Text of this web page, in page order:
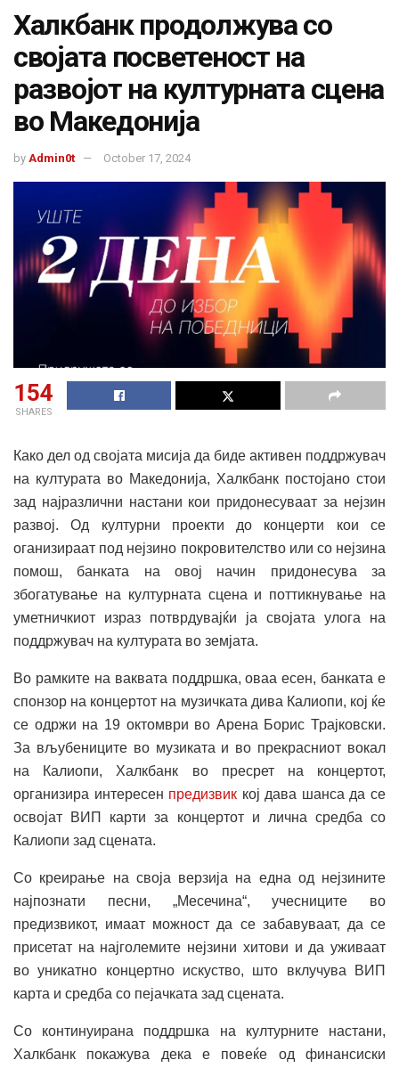
Халкбанк продолжува со
својата посветеност на
развојот на културната сцена
во Македонија
by Admin0t October 17, 2024
154
SHARES
Како дел од својата мисија да биде активен поддржувач
на културата во Македонија, Халкбанк постојано стои
зад најразлични настани кои придонесуваат за нејзин
развој. Од културни проекти до концерти кои се
оганизираат под нејзино покровителство или со нејзина
помош, банката на овој начин придонесува за
збогатување на културната сцена и поттикнување на
уметничкиот израз потврдувајќи ја својата улога на
поддржувач на културата во земјата.
Во рамките на ваквата поддршка, оваа есен, банката е
спонзор на концертот на музичката дива Калиопи, кој ќе
се одржи на 19 октомври во Арена Борис Трајковски.
За вљубениците во музиката и во прекрасниот вокал
на Калиопи, Халкбанк во пресрет на концертот,
организира интересен предизвик кој дава шанса да се
освојат ВИП карти за концертот и лична средба со
Калиопи зад сцената.
Со креирање на своја верзија на една од нејзините
најпознати песни, „Месечина“, учесниците во
предизвикот, имаат можност да се забавуваат, да се
присетат на најголемите нејзини хитови и да уживаат
во уникатно концертно искуство, што вклучува ВИП
карта и средба со пејачката зад сцената.
Со континуирана поддршка на културните настани,
Халкбанк покажува дека е повеќе од финансиски